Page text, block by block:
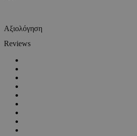
Αξιολόγηση
Reviews